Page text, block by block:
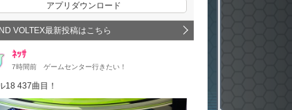
アプリダウンロード
VOLTEX最新投稿はこちら
ﾈｯｻ
7時間前 ゲームセンター行きたい！
18 437曲目！